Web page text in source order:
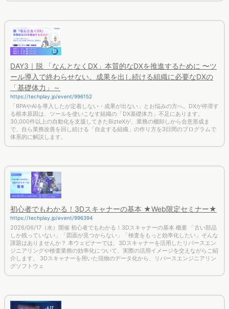
DAY3｜脱 「なんとなくDX」本質的なDXを推進するために 〜ツ
ール導入で終わらせない。成果を出し続ける組織に必要なDXの
「基礎体力」～
https://techplay.jp/event/996152
「RPAやAIを導入したが定着しない・成果が出ない」とお悩みの方へ。DXが停滞す
る根本原因は、ツールを使いこなす組織の「DX基礎体力」不足にあります。
30,000件以上の自動化を支援してきたBizteXが、業務の棚卸しから合意形成ま
で、自ら業務改善を回し続ける「自走する組織」の作り方を3日間のプログラムで
体系的に解説します。
初心者でもわかる！3Dスキャナーの基本 ★Web限定セミナー★
https://techplay.jp/event/996394
2026/06/17（水）開催 初心者でもわかる！3Dスキャナーの基本 概要 「古い部品
しか残っていない」「図面が見つからない」「検査をもっと効率化したい」そんな
課題はありませんか？ 本ウェビナーでは、3Dスキャナーを活用したリバースエン
ジニアリングや検査業務の効率化について、実際の活用イメージを交えながらご紹
介します。 3Dスキャナーを用いた現物のデータ化から、リバースエンジニアリン
グソフトウェ